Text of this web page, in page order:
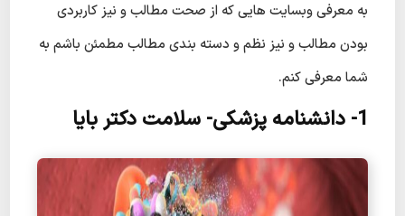
به معرفی وبسایت هایی که از صحت مطالب و نیز کاربردی
بودن مطالب و نیز نظم و دسته بندی مطالب مطمئن باشم به
شما معرفی کنم.
1- دانشنامه پزشکی- سلامت دکتر بایا